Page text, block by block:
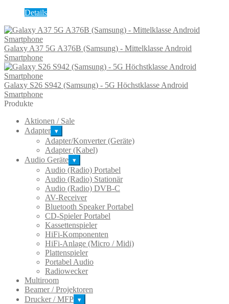
DetailsDieses
weist
Varianten
Die
können
gewählt
werden
Galaxy A37 5G A376B (Samsung) - Mittelklasse Android
Smartphone
Galaxy S26 S942 (Samsung) - 5G Höchstklasse Android
Smartphone
Produkte
Aktionen / Sale
Adapter ▾
Adapter/Konverter (Geräte)
Adapter (Kabel)
Audio Geräte ▾
Audio (Radio) Portabel
Audio (Radio) Stationär
Audio (Radio) DVB-C
AV-Receiver
Bluetooth Speaker Portabel
CD-Spieler Portabel
Kassettenspieler
HiFi-Komponenten
HiFi-Anlage (Micro / Midi)
Plattenspieler
Portabel Audio
Radiowecker
Multiroom
Beamer / Projektoren
Drucker / MFP ▾